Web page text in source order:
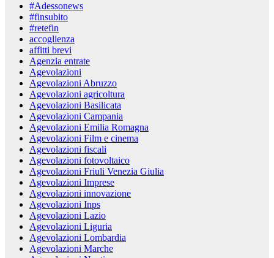
#Adessonews
#finsubito
#retefin
accoglienza
affitti brevi
Agenzia entrate
Agevolazioni
Agevolazioni Abruzzo
Agevolazioni agricoltura
Agevolazioni Basilicata
Agevolazioni Campania
Agevolazioni Emilia Romagna
Agevolazioni Film e cinema
Agevolazioni fiscali
Agevolazioni fotovoltaico
Agevolazioni Friuli Venezia Giulia
Agevolazioni Imprese
Agevolazioni innovazione
Agevolazioni Inps
Agevolazioni Lazio
Agevolazioni Liguria
Agevolazioni Lombardia
Agevolazioni Marche